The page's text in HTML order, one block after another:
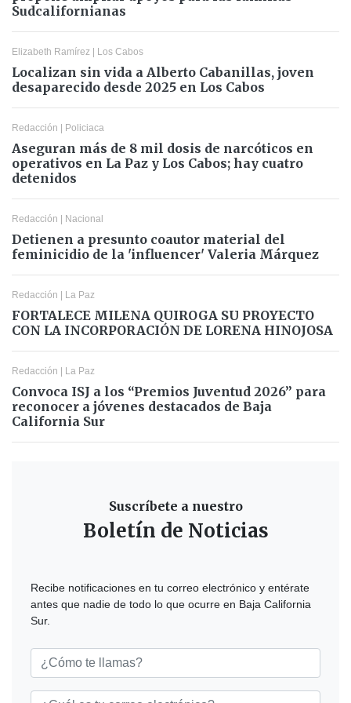
Sudcalifornianas
Elizabeth Ramírez | Los Cabos
Localizan sin vida a Alberto Cabanillas, joven
desaparecido desde 2025 en Los Cabos
Redacción | Policiaca
Aseguran más de 8 mil dosis de narcóticos en
operativos en La Paz y Los Cabos; hay cuatro
detenidos
Redacción | Nacional
Detienen a presunto coautor material del
feminicidio de la 'influencer' Valeria Márquez
Redacción | La Paz
FORTALECE MILENA QUIROGA SU PROYECTO
CON LA INCORPORACIÓN DE LORENA HINOJOSA
Redacción | La Paz
Convoca ISJ a los “Premios Juventud 2026” para
reconocer a jóvenes destacados de Baja
California Sur
Suscríbete a nuestro
Boletín de Noticias
Recibe notificaciones en tu correo electrónico y entérate
antes que nadie de todo lo que ocurre en Baja California
Sur.